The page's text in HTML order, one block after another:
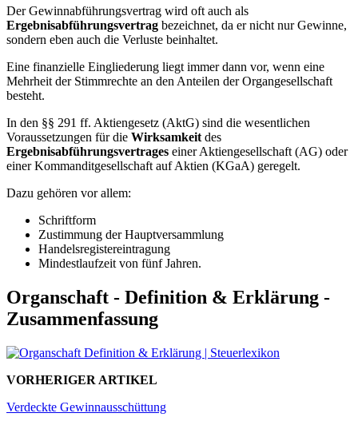
Der Gewinnabführungsvertrag wird oft auch als
Ergebnisabführungsvertrag bezeichnet, da er nicht nur Gewinne,
sondern eben auch die Verluste beinhaltet.
Eine finanzielle Eingliederung liegt immer dann vor, wenn eine
Mehrheit der Stimmrechte an den Anteilen der Organgesellschaft
besteht.
In den §§ 291 ff. Aktiengesetz (AktG) sind die wesentlichen
Voraussetzungen für die Wirksamkeitdes
Ergebnisabführungsvertrages einer Aktiengesellschaft (AG) oder
einer Kommanditgesellschaft auf Aktien (KGaA) geregelt.
Dazu gehören vor allem:
Schriftform
Zustimmung der Hauptversammlung
Handelsregistereintragung
Mindestlaufzeit von fünf Jahren.
Organschaft - Definition & Erklärung -
Zusammenfassung
VORHERIGER ARTIKEL
Verdeckte Gewinnausschüttung